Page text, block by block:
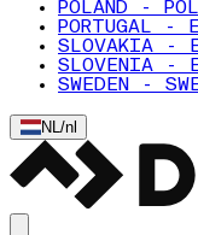
POLAND -
PORTUGAL -
SLOVAKIA -
SLOVENIA -
SWEDEN -
NL/nl